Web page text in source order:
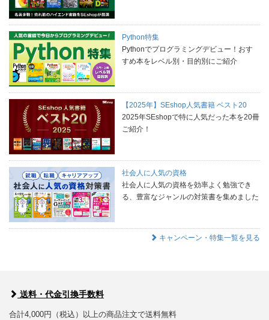
Python特集
Pythonでプログラミングデビュー！おす
すめ本をレベル別・目的別にご紹介
【2025年】SEshop人気書籍 ベスト20
2025年SEshopで特に人気だった本を20冊
ご紹介！
社会人に人気の資格
社会人に人気の資格を効率よく勉強でき
る、豊富なジャンルの対策書を集めました
キャンペーン・特集一覧を見る
送料・代金引換手数料
合計4,000円（税込）以上の商品注文で送料無料